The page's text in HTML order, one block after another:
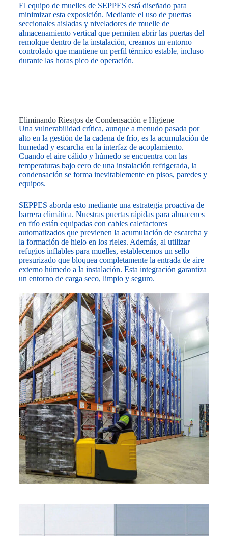
El equipo de muelles de SEPPES está diseñado para
minimizar esta exposición. Mediante el uso de puertas
seccionales aisladas y niveladores de muelle de
almacenamiento vertical que permiten abrir las puertas del
remolque dentro de la instalación, creamos un entorno
controlado que mantiene un perfil térmico estable, incluso
durante las horas pico de operación.
Eliminando Riesgos de Condensación e Higiene
Una vulnerabilidad crítica, aunque a menudo pasada por
alto en la gestión de la cadena de frío, es la acumulación de
humedad y escarcha en la interfaz de acoplamiento.
Cuando el aire cálido y húmedo se encuentra con las
temperaturas bajo cero de una instalación refrigerada, la
condensación se forma inevitablemente en pisos, paredes y
equipos.
SEPPES aborda esto mediante una estrategia proactiva de
barrera climática. Nuestras puertas rápidas para almacenes
en frío están equipadas con cables calefactores
automatizados que previenen la acumulación de escarcha y
la formación de hielo en los rieles. Además, al utilizar
refugios inflables para muelles, establecemos un sello
presurizado que bloquea completamente la entrada de aire
externo húmedo a la instalación. Esta integración garantiza
un entorno de carga seco, limpio y seguro.